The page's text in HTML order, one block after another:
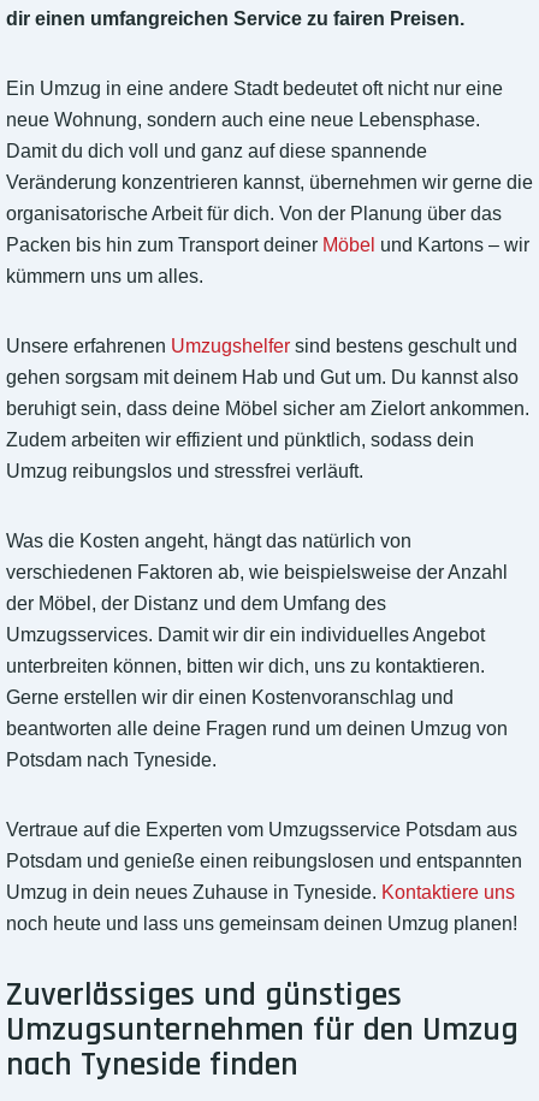
dir einen umfangreichen Service zu fairen Preisen.
Ein Umzug in eine andere Stadt bedeutet oft nicht nur eine
neue Wohnung, sondern auch eine neue Lebensphase.
Damit du dich voll und ganz auf diese spannende
Veränderung konzentrieren kannst, übernehmen wir gerne die
organisatorische Arbeit für dich. Von der Planung über das
Packen bis hin zum Transport deiner Möbel und Kartons – wir
kümmern uns um alles.
Unsere erfahrenen Umzugshelfer sind bestens geschult und
gehen sorgsam mit deinem Hab und Gut um. Du kannst also
beruhigt sein, dass deine Möbel sicher am Zielort ankommen.
Zudem arbeiten wir effizient und pünktlich, sodass dein
Umzug reibungslos und stressfrei verläuft.
Was die Kosten angeht, hängt das natürlich von
verschiedenen Faktoren ab, wie beispielsweise der Anzahl
der Möbel, der Distanz und dem Umfang des
Umzugsservices. Damit wir dir ein individuelles Angebot
unterbreiten können, bitten wir dich, uns zu kontaktieren.
Gerne erstellen wir dir einen Kostenvoranschlag und
beantworten alle deine Fragen rund um deinen Umzug von
Potsdam nach Tyneside.
Vertraue auf die Experten vom Umzugsservice Potsdam aus
Potsdam und genieße einen reibungslosen und entspannten
Umzug in dein neues Zuhause in Tyneside. Kontaktiere uns
noch heute und lass uns gemeinsam deinen Umzug planen!
Zuverlässiges und günstiges
Umzugsunternehmen für den Umzug
nach Tyneside finden